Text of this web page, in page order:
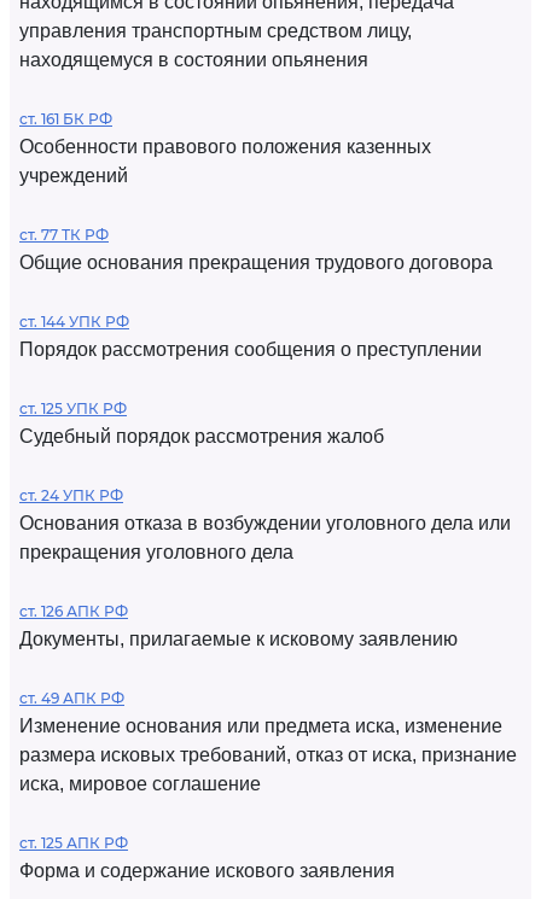
управления транспортным средством лицу,
находящемуся в состоянии опьянения
ст. 161 БК РФ
Особенности правового положения казенных
учреждений
ст. 77 ТК РФ
Общие основания прекращения трудового договора
ст. 144 УПК РФ
Порядок рассмотрения сообщения о преступлении
ст. 125 УПК РФ
Судебный порядок рассмотрения жалоб
ст. 24 УПК РФ
Основания отказа в возбуждении уголовного дела или
прекращения уголовного дела
ст. 126 АПК РФ
Документы, прилагаемые к исковому заявлению
ст. 49 АПК РФ
Изменение основания или предмета иска, изменение
размера исковых требований, отказ от иска, признание
иска, мировое соглашение
ст. 125 АПК РФ
Форма и содержание искового заявления